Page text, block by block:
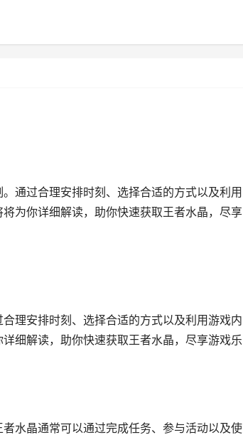
通过合理安排时刻、选择合适的方式以及利用
为你详细解读，助你快速获取王者水晶，尽享
理安排时刻、选择合适的方式以及利用游戏内
细解读，助你快速获取王者水晶，尽享游戏乐
水晶通常可以通过完成任务、参与活动以及使